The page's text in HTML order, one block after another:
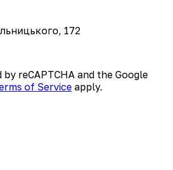
172
reCAPTCHA and the Google
of Service apply.